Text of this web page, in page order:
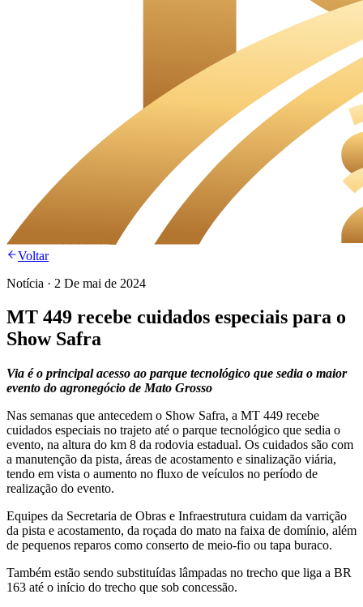
Voltar
Notícia · 2 De mai de 2024
MT 449 recebe cuidados especiais para o
Show Safra
Via é o principal acesso ao parque tecnológico que sedia o maior
evento do agronegócio de Mato Grosso
Nas semanas que antecedem o Show Safra, a MT 449 recebe
cuidados especiais no trajeto até o parque tecnológico que sedia o
evento, na altura do km 8 da rodovia estadual. Os cuidados são com
a manutenção da pista, áreas de acostamento e sinalização viária,
tendo em vista o aumento no fluxo de veículos no período de
realização do evento.
Equipes da Secretaria de Obras e Infraestrutura cuidam da varrição
da pista e acostamento, da roçada do mato na faixa de domínio, além
de pequenos reparos como conserto de meio-fio ou tapa buraco.
Também estão sendo substituídas lâmpadas no trecho que liga a BR
163 até o início do trecho que sob concessão.